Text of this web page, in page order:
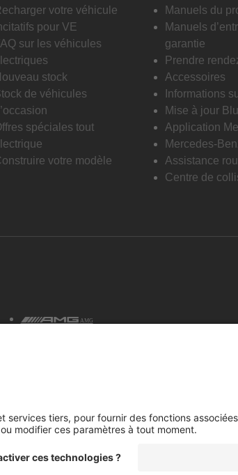
votre véhicule
pour VE
sur les véhicules
stock
de véhicules
spéciales tout
votre modèle
Manuels du
Manuels
garantie
Prendre
Accessoires
Informations
Mise à jour
Application
Mercedes-
Assistance
Centre de
AMG